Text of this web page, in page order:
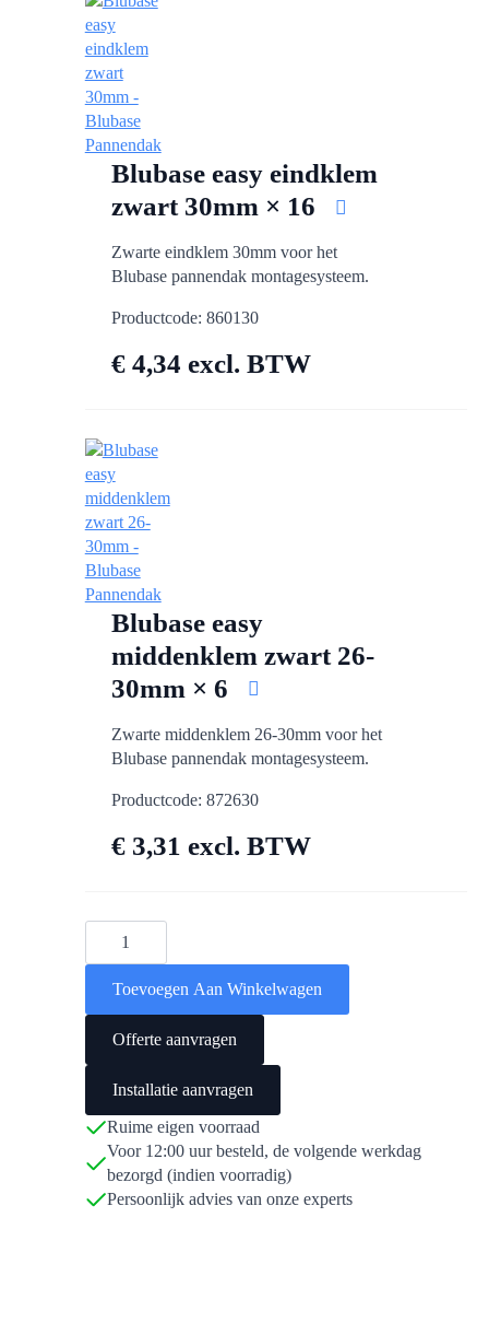
Blubase easy eindklem
zwart 30mm × 16
Zwarte eindklem 30mm voor het
Blubase pannendak montagesysteem.
Productcode: 860130
€4,34 excl. BTW
Blubase easy
middenklem zwart 26-
30mm × 6
Zwarte middenklem 26-30mm voor het
Blubase pannendak montagesysteem.
Productcode: 872630
€3,31 excl. BTW
Blubase
Connect
LS
klemmenset
zwart
4x1
aantal
Toevoegen Aan Winkelwagen
Offerte aanvragen
Installatie aanvragen
Ruime eigen voorraad
Voor 12:00 uur besteld, de volgende werkdag
bezorgd (indien voorradig)
Persoonlijk advies van onze experts